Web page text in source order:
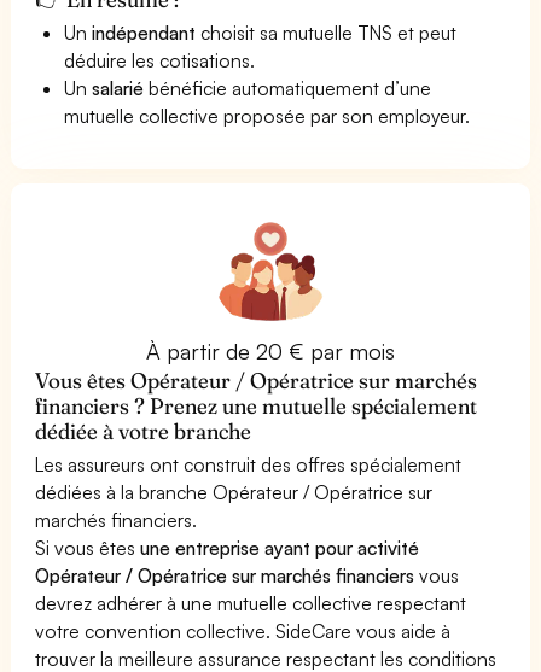
Unindépendant choisit sa mutuelle TNS et peut
déduire les cotisations.
Unsalarié bénéficie automatiquement d’une
mutuelle collective proposée par son employeur.
À partir de 20 € par mois
Vous êtes Opérateur / Opératrice sur marchés
financiers ? Prenez une mutuelle spécialement
dédiée à votre branche
Les assureurs ont construit des offres spécialement
dédiées à la branche Opérateur / Opératrice sur
marchés financiers.
Si vous êtesune entreprise ayant pour activité
Opérateur / Opératrice sur marchés financiers vous
devrez adhérer à une mutuelle collective respectant
votre convention collective. SideCare vous aide à
trouver la meilleure assurance respectant les conditions